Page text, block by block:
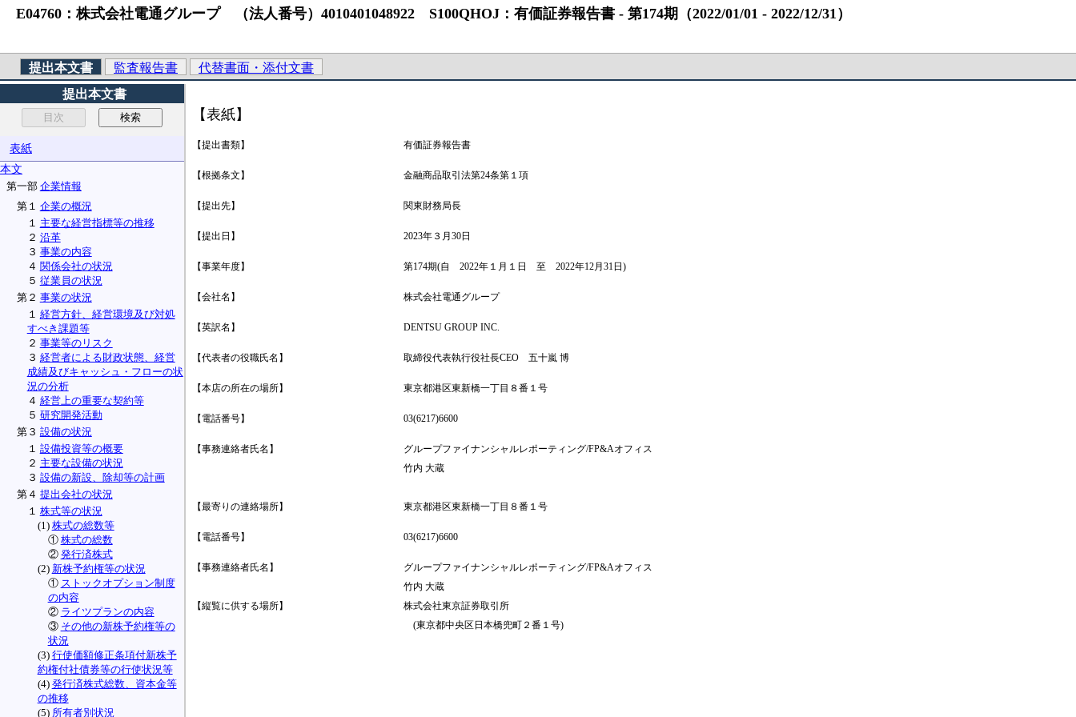
E04760：株式会社電通グループ （法人番号）4010401048922 S100QHOJ：有価証券報告書 ‐ 第174期（2022/01/01 ‐ 2022/12/31）
提出本文書 監査報告書
代替書面・添付文書
提出本文書